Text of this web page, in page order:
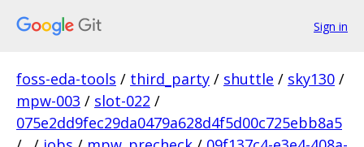
Sign in
foss-eda-tools / third_party / shuttle / sky130 /
mpw-003 / slot-022 /
075e2dd9fec29da0479a628d4f5d00c725ebb8a5